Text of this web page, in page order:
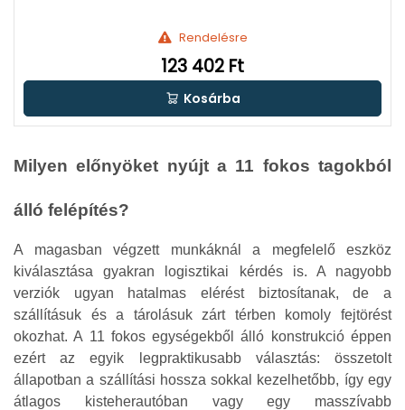
Rendelésre
123 402 Ft
Kosárba
Milyen előnyöket nyújt a 11 fokos tagokból
álló felépítés?
A magasban végzett munkáknál a megfelelő eszköz
kiválasztása gyakran logisztikai kérdés is. A nagyobb
verziók ugyan hatalmas elérést biztosítanak, de a
szállításuk és a tárolásuk zárt térben komoly fejtörést
okozhat. A 11 fokos egységekből álló konstrukció éppen
ezért az egyik legpraktikusabb választás: összetolt
állapotban a szállítási hossza sokkal kezelhetőbb, így egy
átlagos kisteherautóban vagy egy masszívabb